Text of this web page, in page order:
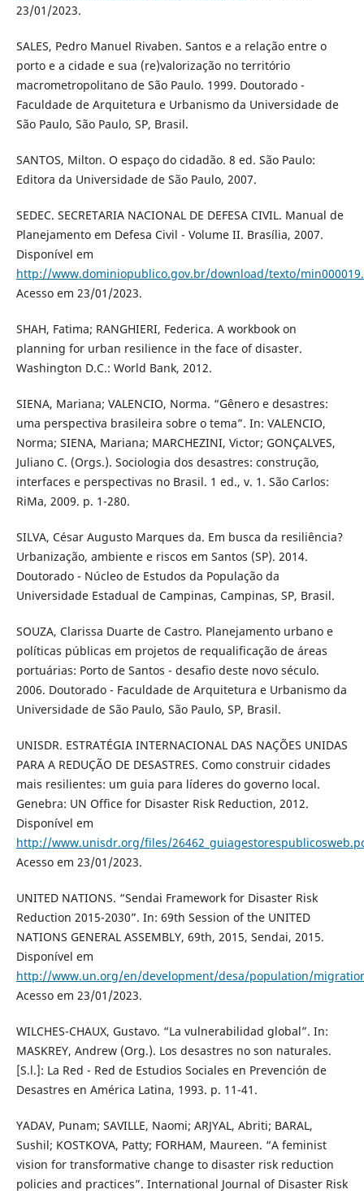
23/01/2023.
SALES, Pedro Manuel Rivaben. Santos e a relação entre o
porto e a cidade e sua (re)valorização no território
macrometropolitano de São Paulo. 1999. Doutorado -
Faculdade de Arquitetura e Urbanismo da Universidade de
São Paulo, São Paulo, SP, Brasil.
SANTOS, Milton. O espaço do cidadão. 8 ed. São Paulo:
Editora da Universidade de São Paulo, 2007.
SEDEC. SECRETARIA NACIONAL DE DEFESA CIVIL. Manual de
Planejamento em Defesa Civil - Volume II. Brasília, 2007.
Disponível em
http://www.dominiopublico.gov.br/download/texto/
Acesso em 23/01/2023.
SHAH, Fatima; RANGHIERI, Federica. A workbook on
planning for urban resilience in the face of disaster.
Washington D.C.: World Bank, 2012.
SIENA, Mariana; VALENCIO, Norma. “Gênero e desastres:
uma perspectiva brasileira sobre o tema”. In: VALENCIO,
Norma; SIENA, Mariana; MARCHEZINI, Victor; GONÇALVES,
Juliano C. (Orgs.). Sociologia dos desastres: construção,
interfaces e perspectivas no Brasil. 1 ed., v. 1. São Carlos:
RiMa, 2009. p. 1-280.
SILVA, César Augusto Marques da. Em busca da resiliência?
Urbanização, ambiente e riscos em Santos (SP). 2014.
Doutorado - Núcleo de Estudos da População da
Universidade Estadual de Campinas, Campinas, SP, Brasil.
SOUZA, Clarissa Duarte de Castro. Planejamento urbano e
políticas públicas em projetos de requalificação de áreas
portuárias: Porto de Santos - desafio deste novo século.
2006. Doutorado - Faculdade de Arquitetura e Urbanismo da
Universidade de São Paulo, São Paulo, SP, Brasil.
UNISDR. ESTRATÉGIA INTERNACIONAL DAS NAÇÕES UNIDAS
PARA A REDUÇÃO DE DESASTRES. Como construir cidades
mais resilientes: um guia para líderes do governo local.
Genebra: UN Office for Disaster Risk Reduction, 2012.
Disponível em
http://www.unisdr.org/files/
Acesso em 23/01/2023.
UNITED NATIONS. “Sendai Framework for Disaster Risk
Reduction 2015-2030”. In: 69th Session of the UNITED
NATIONS GENERAL ASSEMBLY, 69th, 2015, Sendai, 2015.
Disponível em
http://www.un.org/en/development/desa/population/
Acesso em 23/01/2023.
WILCHES-CHAUX, Gustavo. “La vulnerabilidad global”. In:
MASKREY, Andrew (Org.). Los desastres no son naturales.
[S.l.]: La Red - Red de Estudios Sociales en Prevención de
Desastres en América Latina, 1993. p. 11-41.
YADAV, Punam; SAVILLE, Naomi; ARJYAL, Abriti; BARAL,
Sushil; KOSTKOVA, Patty; FORHAM, Maureen. “A feminist
vision for transformative change to disaster risk reduction
policies and practices”. International Journal of Disaster Risk